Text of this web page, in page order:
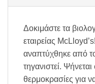
Δοκιμάστε τα
εταιρείας
αναπτύχθηκε από
τηγανιστεί.
θερμοκρασίες για